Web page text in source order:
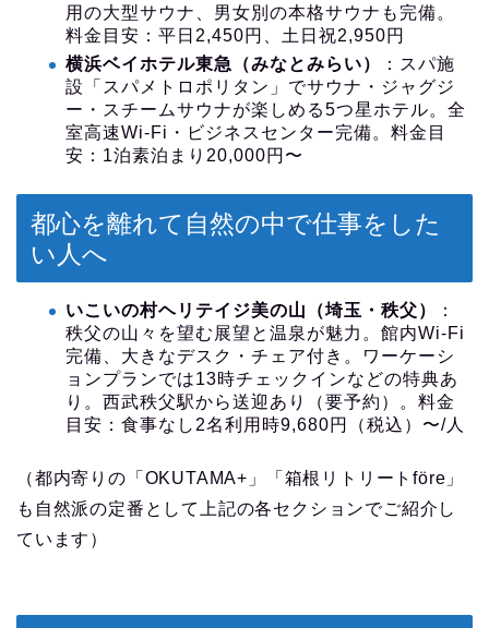
用の大型サウナ、男女別の本格サウナも完備。
料金目安：平日2,450円、土日祝2,950円
横浜ベイホテル東急（みなとみらい）
：スパ施
設「スパメトロポリタン」でサウナ・ジャグジ
ー・スチームサウナが楽しめる5つ星ホテル。全
室高速Wi-Fi・ビジネスセンター完備。料金目
安：1泊素泊まり20,000円〜
都心を離れて自然の中で仕事をした
い人へ
いこいの村ヘリテイジ美の山（埼玉・秩父）
：
秩父の山々を望む展望と温泉が魅力。館内Wi-Fi
完備、大きなデスク・チェア付き。ワーケーシ
ョンプランでは13時チェックインなどの特典あ
り。西武秩父駅から送迎あり（要予約）。料金
目安：食事なし2名利用時9,680円（税込）〜/人
（都内寄りの「OKUTAMA+」「箱根リトリートföre」
も自然派の定番として上記の各セクションでご紹介し
ています）